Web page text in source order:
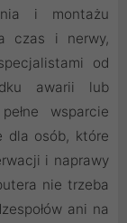
i montażu
czas i nerwy,
od
awarii lub
wsparcie
dla osób, które
i naprawy
nie trzeba
ani na